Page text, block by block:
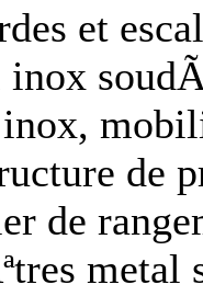
et
inox
de
de
metal